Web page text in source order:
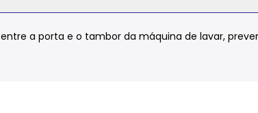
a porta e o tambor da máquina de lavar,